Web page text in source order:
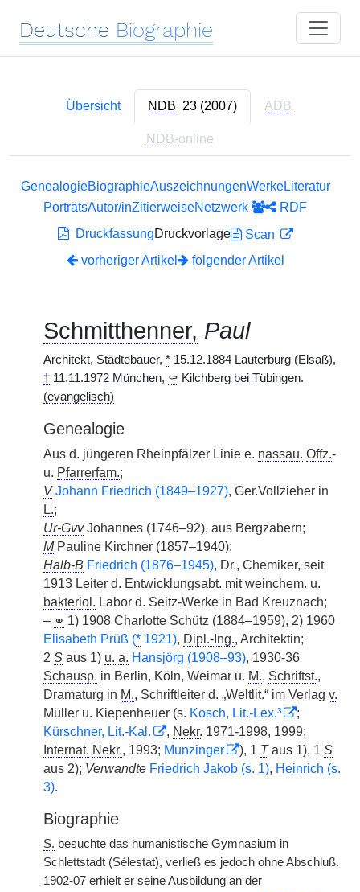
Deutsche Biographie
Übersicht NDB 23 (2007) ADB
NDB-online
GenealogieBiographieAuszeichnungenWerkeLiteratur
PorträtsAutor/inZitierweiseNetzwerk
RDF
DruckfassungDruckvorlage
Scan
vorheriger Artikel
folgender Artikel
Schmitthenner, Paul
Architekt, Städtebauer, * 15.12.1884 Lauterburg (Elsaß),
† 11.11.1972 München, ⚰ Kilchberg bei Tübingen.
(evangelisch)
Genealogie
Aus d. jüngeren Rheinpfälzer Linie e. nassau. Offz.-
u. Pfarrerfam.;
V Johann Friedrich (1849–1927), Ger.Vollzieher in
L.;
Ur-GvvJohannes (1746–92), aus Bergzabern;
MPauline Kirchner (1857–1940);
Halb-B Friedrich (1876–1945), Dr., Chemiker, seit
1913 Leiter d. Entwicklungsabt. mit weinchem. u.
bakteriol. Labor d. Seitz-Werke in Bad Kreuznach;
– ⚭ 1) 1908 Charlotte Schütz (1884–1959), 2) 1960
Elisabeth Prüß (* 1921), Dipl.-Ing., Architektin;
2 S aus 1) u. a. Hansjörg (1908–93), 1930-36
Schausp. in Berlin, Köln, Weimar u. M., Schriftst.,
Dramaturg in M., Schriftleiter d. „Weltlit.“ im Verlag v.
Müller u. Kiepenheuer (s. Kosch, Lit.-Lex.³
;
Kürschner, Lit.-Kal.
, Nekr. 1971-1998, 1999;
Internat. Nekr., 1993; Munzinger ), 1 Taus 1), 1 S
aus 2); Verwandte Friedrich Jakob (s. 1), Heinrich (s.
3).
Biographie
S. besuchte das humanistische Gymnasium in
Schlettstadt (Sélestat), verließ es jedoch ohne Abschluß.
1902-07 erhielt er seine Ausbildung an der